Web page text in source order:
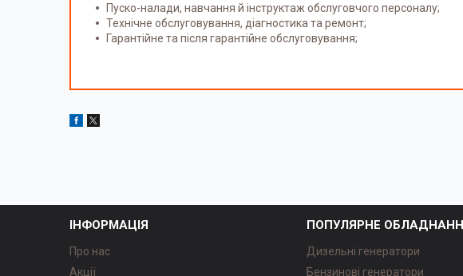
Пуско-налади, навчання й інструктаж обслуговчого персоналу;
Технічне обслуговування, діагностика та ремонт;
Гарантійне та після гарантійне обслуговування;
ІНФОРМАЦІЯ
Про нас
Акції
ПОПУЛЯРНЕ
Дизельні генератори
Бензинові генератори